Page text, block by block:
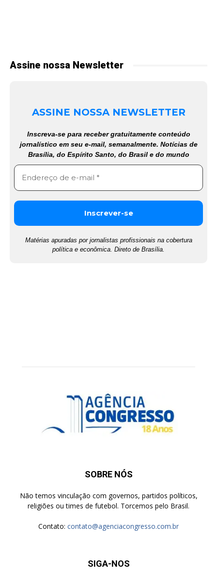
Assine nossa Newsletter
ASSINE NOSSA NEWSLETTER
Inscreva-se para receber gratuitamente conteúdo
jornalístico em seu e-mail, semanalmente. Notícias de
Brasília, do Espírito Santo, do Brasil e do mundo
Matérias apuradas por jornalistas profissionais na cobertura
política e econômica. Direto de Brasília.
SOBRE NÓS
Não temos vinculação com governos, partidos políticos,
religiões ou times de futebol. Torcemos pelo Brasil.
Contato: contato@agenciacongresso.com.br
SIGA-NOS